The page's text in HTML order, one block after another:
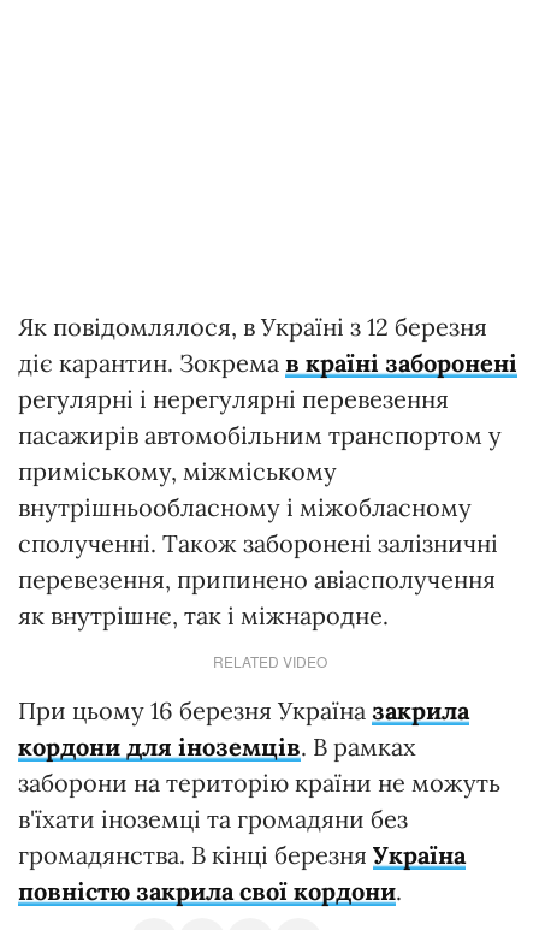
Як повідомлялося, в Україні з 12 березня
діє карантин. Зокрема в країні заборонені
регулярні і нерегулярні перевезення
пасажирів автомобільним транспортом у
приміському, міжміському
внутрішньообласному і міжобласному
сполученні. Також заборонені залізничні
перевезення, припинено авіасполучення
як внутрішнє, так і міжнародне.
RELATED VIDEO
При цьому 16 березня Україна закрила
кордони для іноземців. В рамках
заборони на територію країни не можуть
в'їхати іноземці та громадяни без
громадянства. В кінці березня Україна
повністю закрила свої кордони.